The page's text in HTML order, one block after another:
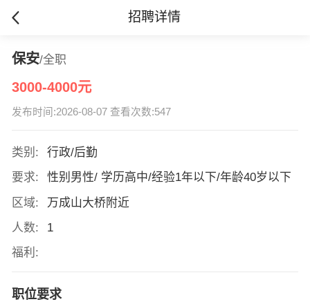
招聘详情
保安/全职
3000-4000元
发布时间:2026-08-07 查看次数:547
类别:
行政/后勤
要求:
性别男性/ 学历高中/经验1年以下/年龄40岁以下
区域:
万成山大桥附近
人数:
1
福利:
职位要求